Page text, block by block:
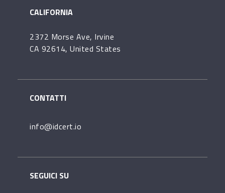
CALIFORNIA
2372 Morse Ave, Irvine
CA 92614, United States
CONTATTI
info@idcert.io
SEGUICI SU